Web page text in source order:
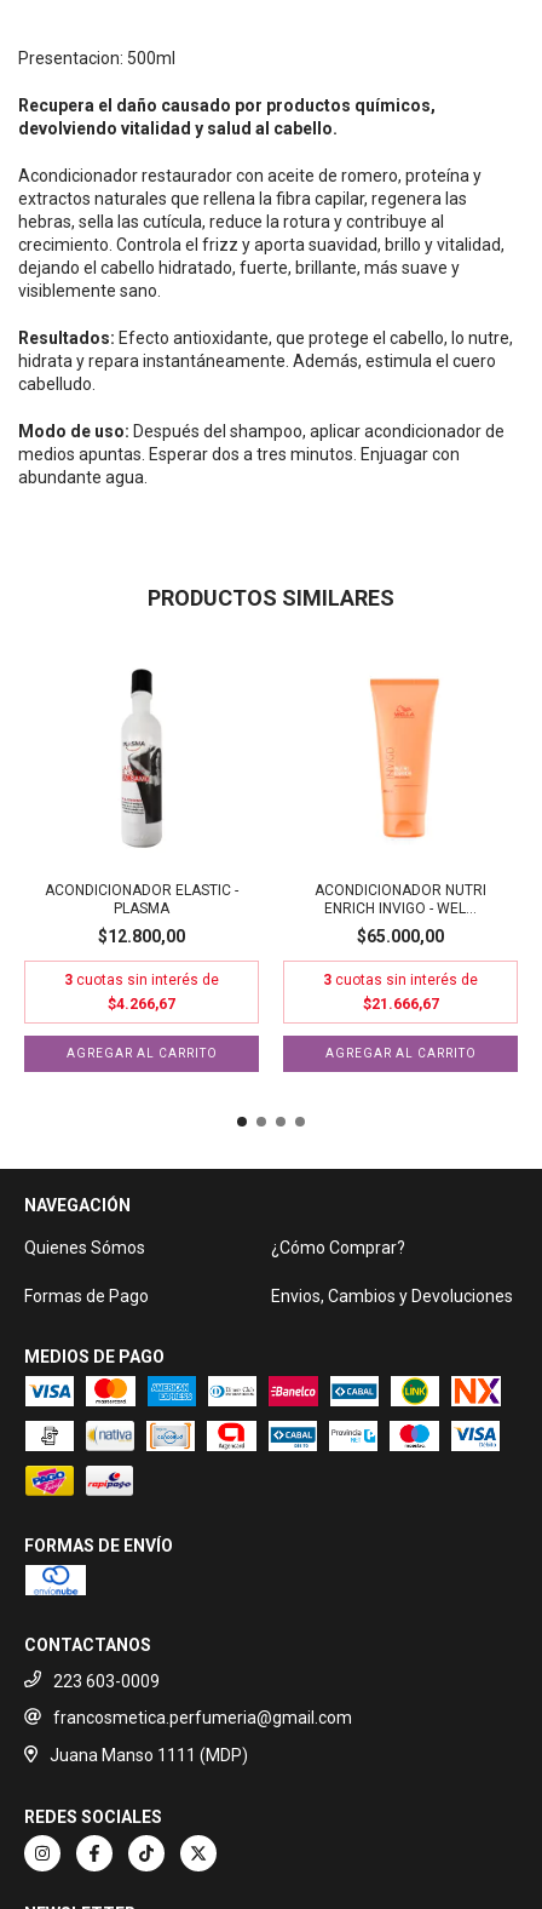
Presentacion: 500ml
Recupera el daño causado por productos químicos,
devolviendo vitalidad y salud al cabello.
Acondicionador restaurador con aceite de romero, proteína y
extractos naturales que rellena la fibra capilar, regenera las
hebras, sella las cutícula, reduce la rotura y contribuye al
crecimiento. Controla el frizz y aporta suavidad, brillo y vitalidad,
dejando el cabello hidratado, fuerte, brillante, más suave y
visiblemente sano.
Resultados: Efecto antioxidante, que protege el cabello, lo nutre,
hidrata y repara instantáneamente. Además, estimula el cuero
cabelludo.
Modo de uso: Después del shampoo, aplicar acondicionador de
medios apuntas. Esperar dos a tres minutos. Enjuagar con
abundante agua.
PRODUCTOS SIMILARES
ACONDICIONADOR ELASTIC -
PLASMA
$12.800,00
3 cuotas sin interés de
$4.266,67
ACONDICIONADOR NUTRI
ENRICH INVIGO - WEL...
$65.000,00
3 cuotas sin interés de
$21.666,67
NAVEGACIÓN
Quienes Sómos ¿Cómo Comprar?
Formas de Pago Envios, Cambios y Devoluciones
MEDIOS DE PAGO
FORMAS DE ENVÍO
CONTACTANOS
223 603-0009
francosmetica.perfumeria@gmail.com
Juana Manso 1111 (MDP)
REDES SOCIALES